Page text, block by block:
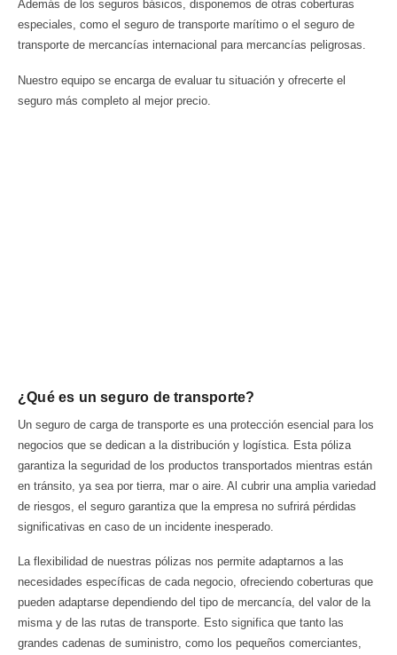
Además de los seguros básicos, disponemos de otras coberturas
especiales, como el seguro de transporte marítimo o el seguro de
transporte de mercancías internacional para mercancías peligrosas.
Nuestro equipo se encarga de evaluar tu situación y ofrecerte el
seguro más completo al mejor precio.
¿Qué es un seguro de transporte?
Un seguro de carga de transporte es una protección esencial para los
negocios que se dedican a la distribución y logística. Esta póliza
garantiza la seguridad de los productos transportados mientras están
en tránsito, ya sea por tierra, mar o aire. Al cubrir una amplia variedad
de riesgos, el seguro garantiza que la empresa no sufrirá pérdidas
significativas en caso de un incidente inesperado.
La flexibilidad de nuestras pólizas nos permite adaptarnos a las
necesidades específicas de cada negocio, ofreciendo coberturas que
pueden adaptarse dependiendo del tipo de mercancía, del valor de la
misma y de las rutas de transporte. Esto significa que tanto las
grandes cadenas de suministro, como los pequeños comerciantes,